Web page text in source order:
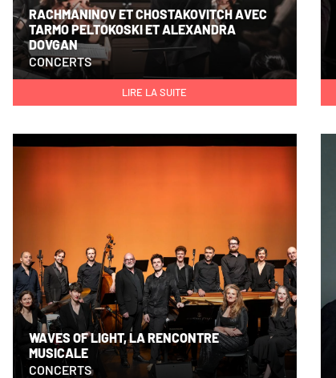
RACHMANINOV ET CHOSTAKOVITCH AVEC
TARMO PELTOKOSKI ET ALEXANDRA
DOVGAN
CONCERTS
LIRE LA SUITE
WAVES OF LIGHT, LA RENCONTRE
MUSICALE
CONCERTS